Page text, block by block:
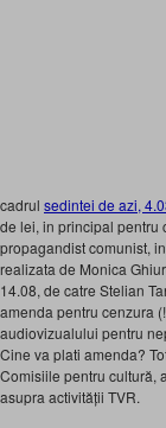
cadrul sedintei de azi,
de lei, in principal pentru
propagandist comunist,
realizata de Monica
14.08, de catre Stelian
amenda pentru cenzura
audiovizualului pentru
Cine va plati amenda?
Comisiile pentru cultură,
asupra activității TVR.